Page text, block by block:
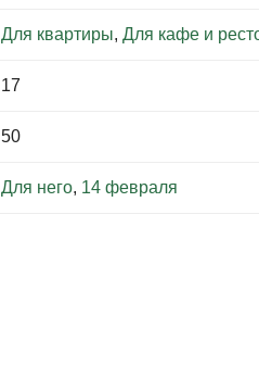
Для квартиры, Для кафе и
17
50
Для него, 14 февраля